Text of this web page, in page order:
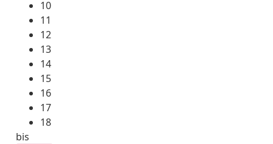
10
11
12
13
14
15
16
17
18
bis